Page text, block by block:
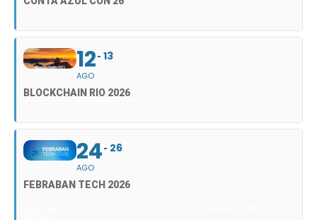
12
AGO
13
BLOCKCHAIN RIO 2026
24
AGO
26
FEBRABAN TECH 2026